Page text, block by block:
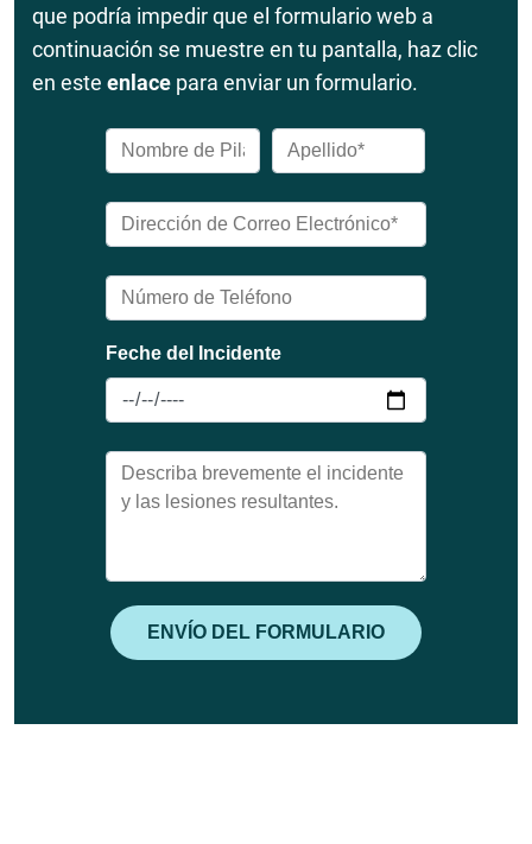
que podría impedir que el formulario web a
continuación se muestre en tu pantalla, haz clic
en este enlace para enviar un formulario.